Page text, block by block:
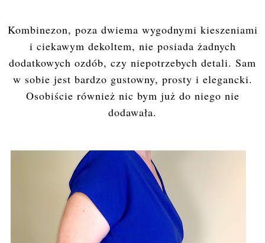
Kombinezon, poza dwiema wygodnymi kieszeniami
i ciekawym dekoltem, nie posiada żadnych
dodatkowych ozdób, czy niepotrzebych detali. Sam
w sobie jest bardzo gustowny, prosty i elegancki.
Osobiście również nic bym już do niego nie
dodawała.